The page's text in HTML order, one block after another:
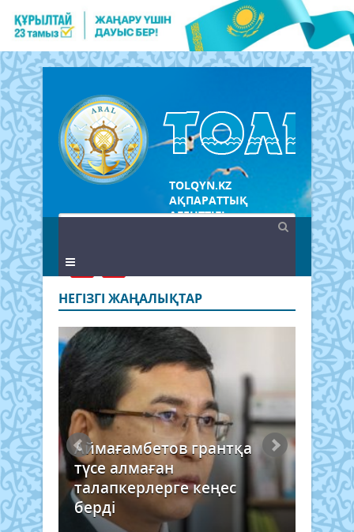
TOLQYN.KZ
АҚПАРАТТЫҚ
АГЕНТТІГІ
НЕГIЗГI ЖАҢАЛЫҚТАР
Аймағамбетов грантқа
түсе алмаған
талапкерлерге кеңес
берді